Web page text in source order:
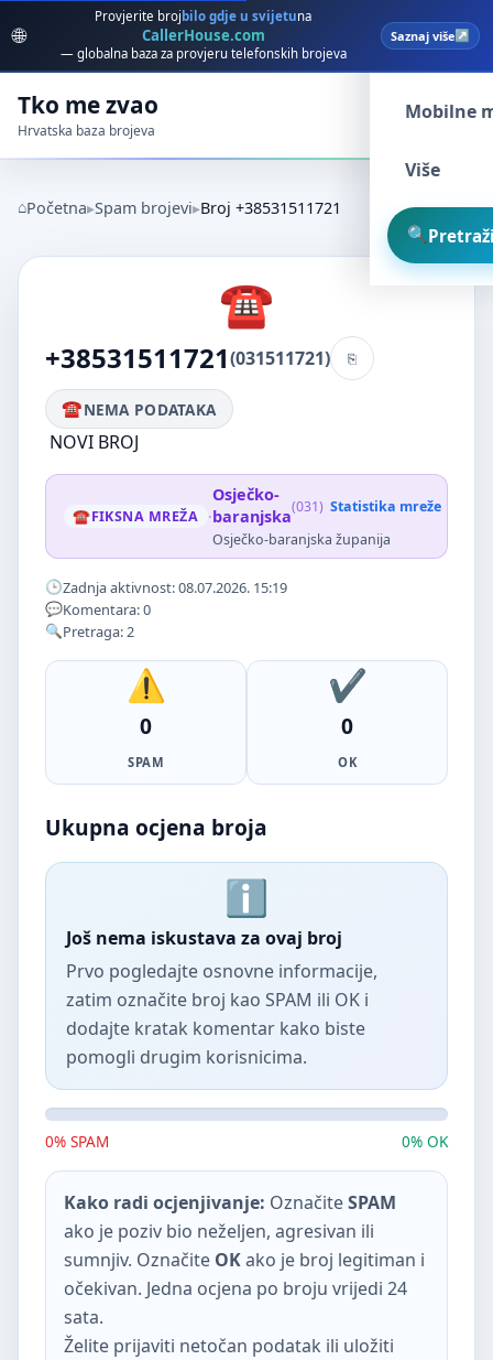
🌐
Provjerite broj bilo gdje u svijetuna
CallerHouse.com
— globalna baza za provjeru telefonskih brojeva
Saznaj više
Tko me zvao
Hrvatska baza brojeva
Spam
Mobilne
Više
Početna Spam brojevi Broj +38531511721
+38531511721(031511721)
NEMA PODATAKA
NOVI BROJ
FIKSNA MREŽA ·
Osječko-
baranjska(031) Statistika mreže
Osječko-baranjska županija
Zadnja aktivnost: 08.07.2026. 15:19
Komentara: 0
Pretraga: 2
0
SPAM
0
OK
Ukupna ocjena broja
Još nema iskustava za ovaj broj
Prvo pogledajte osnovne informacije,
zatim označite broj kao SPAM ili OK i
dodajte kratak komentar kako biste
pomogli drugim korisnicima.
0% SPAM 0% OK
Kako radi ocjenjivanje: OznačiteSPAM
ako je poziv bio neželjen, agresivan ili
sumnjiv. Označite OKako je broj legitiman i
očekivan. Jedna ocjena po broju vrijedi 24
sata.
Želite prijaviti netočan podatak ili uložiti